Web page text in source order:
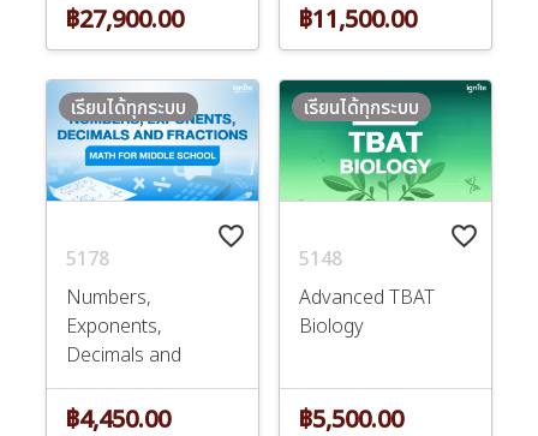
฿27,900.00 ฿11,500.00
favorite_border
5178
Numbers,
Exponents,
Decimals and
Fractions
เรียนได้ทุกระบบ
฿4,450.00
favorite_border
5148
Advanced TBAT
Biology
เรียนได้ทุกระบบ
฿5,500.00